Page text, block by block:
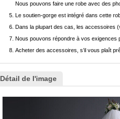
Nous pouvons faire une robe avec des
Le soutien-gorge est intégré dans cette
Dans la plupart des cas, les accessoires
Nous pouvons répondre à vos exigences
Acheter des accessoires, s’il vous plaît
Détail de l'image